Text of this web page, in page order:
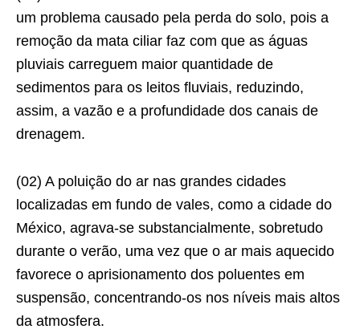
um problema causado pela perda do solo, pois a
remoção da mata ciliar faz com que as águas
pluviais carreguem maior quantidade de
sedimentos para os leitos fluviais, reduzindo,
assim, a vazão e a profundidade dos canais de
drenagem.
(02) A poluição do ar nas grandes cidades
localizadas em fundo de vales, como a cidade do
México, agrava-se substancialmente, sobretudo
durante o verão, uma vez que o ar mais aquecido
favorece o aprisionamento dos poluentes em
suspensão, concentrando-os nos níveis mais altos
da atmosfera.